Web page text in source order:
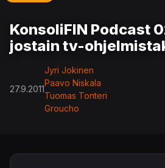
KonsoliFIN Podcast
jostain tv-
27.9.2011
Jyri Jokinen
Paavo Niskala
Tuomas Tonteri
Groucho